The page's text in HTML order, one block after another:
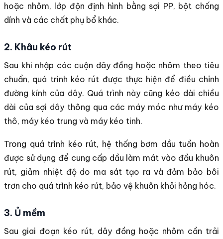
hoặc nhôm, lớp độn định hình bằng sợi PP, bột chống
dính và các chất phụ bổ khác.
2. Khâu kéo rút
Sau khi nhập các cuộn dây đồng hoặc nhôm theo tiêu
chuẩn, quá trình kéo rút được thực hiện để điều chỉnh
đường kính của dây. Quá trình này cũng kéo dài chiều
dài của sợi dây thông qua các máy móc như máy kéo
thô, máy kéo trung và máy kéo tinh.
Trong quá trình kéo rút, hệ thống bơm dầu tuần hoàn
được sử dụng để cung cấp dầu làm mát vào đầu khuôn
rút, giảm nhiệt độ do ma sát tạo ra và đảm bảo bôi
trơn cho quá trình kéo rút, bảo vệ khuôn khỏi hỏng hóc.
3. Ủ mềm
Sau giai đoạn kéo rút, dây đồng hoặc nhôm cần trải